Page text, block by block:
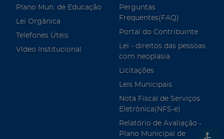
Plano Mun. de Educação
Lei Orgânica
Telefones Úteis
Vídeo Institucional
Perguntas
Frequentes(FAQ)
Portal do Contribuinte
Lei - direitos das pessoas
com neoplasia
Licitações
Leis Municipais
Nota Fiscal de Serviços
Eletrônica(NFS-e)
Relatório de Avaliação -
Plano Municipal de